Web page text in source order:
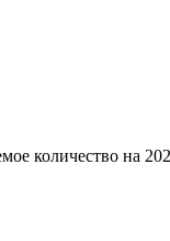
количество на